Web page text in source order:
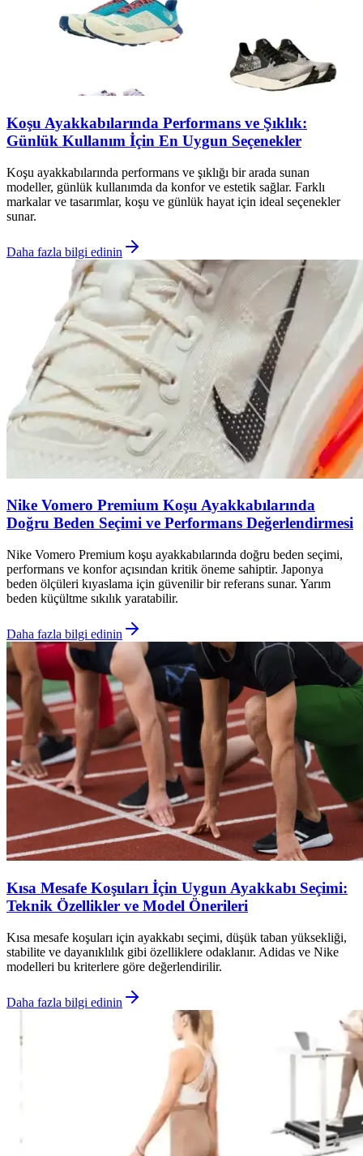
Koşu Ayakkabılarında Performans ve Şıklık:
Günlük Kullanım İçin En Uygun Seçenekler
Koşu ayakkabılarında performans ve şıklığı bir arada sunan
modeller, günlük kullanımda da konfor ve estetik sağlar. Farklı
markalar ve tasarımlar, koşu ve günlük hayat için ideal seçenekler
sunar.
Daha fazla bilgi edinin
Nike Vomero Premium Koşu Ayakkabılarında
Doğru Beden Seçimi ve Performans Değerlendirmesi
Nike Vomero Premium koşu ayakkabılarında doğru beden seçimi,
performans ve konfor açısından kritik öneme sahiptir. Japonya
beden ölçüleri kıyaslama için güvenilir bir referans sunar. Yarım
beden küçültme sıkılık yaratabilir.
Daha fazla bilgi edinin
Kısa Mesafe Koşuları İçin Uygun Ayakkabı Seçimi:
Teknik Özellikler ve Model Önerileri
Kısa mesafe koşuları için ayakkabı seçimi, düşük taban yüksekliği,
stabilite ve dayanıklılık gibi özelliklere odaklanır. Adidas ve Nike
modelleri bu kriterlere göre değerlendirilir.
Daha fazla bilgi edinin